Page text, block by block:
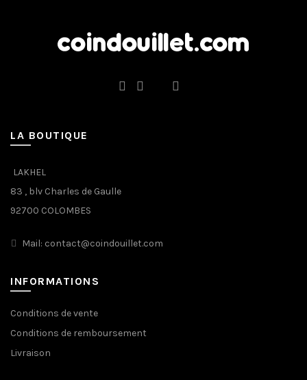
LA BOUTIQUE
LAKHEL
83 , blv Charles de Gaulle
92700 COLOMBES
Mail: contact@coindouillet.com
INFORMATIONS
Conditions de vente
Conditions de remboursement
Livraison